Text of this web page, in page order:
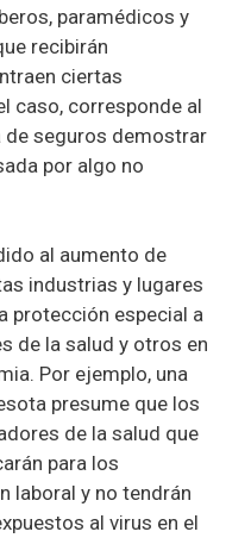
paramédicos y
recibirán
ciertas
caso, corresponde al
de seguros demostrar
por algo no
al aumento de
industrias y lugares
protección especial a
de la salud y otros en
Por ejemplo, una
presume que los
de la salud que
para los
laboral y no tendrán
al virus en el